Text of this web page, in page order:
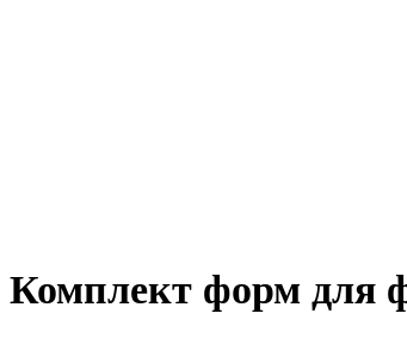
Комплект форм для